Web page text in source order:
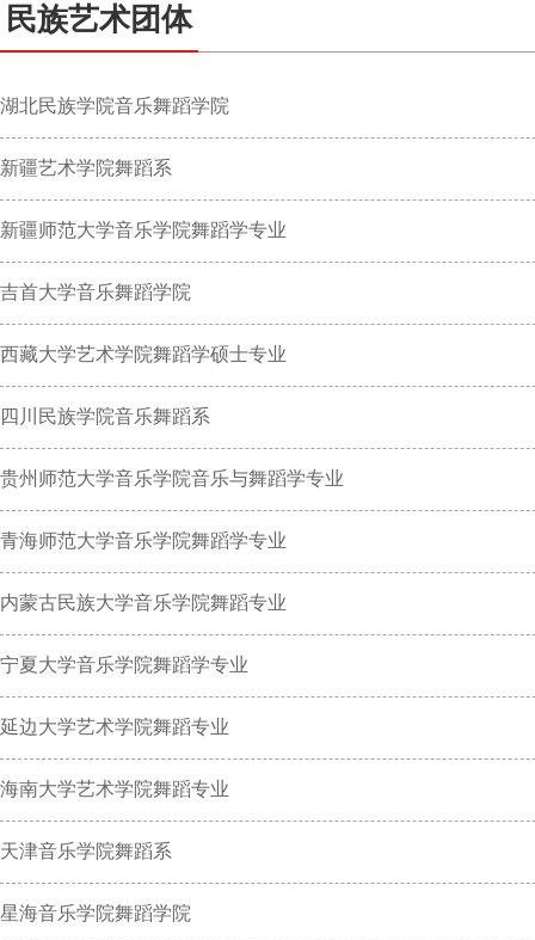
民族艺术团体
湖北民族学院音乐舞蹈学院
新疆艺术学院舞蹈系
新疆师范大学音乐学院舞蹈学专业
吉首大学音乐舞蹈学院
西藏大学艺术学院舞蹈学硕士专业
四川民族学院音乐舞蹈系
贵州师范大学音乐学院音乐与舞蹈学专业
青海师范大学音乐学院舞蹈学专业
内蒙古民族大学音乐学院舞蹈专业
宁夏大学音乐学院舞蹈学专业
延边大学艺术学院舞蹈专业
海南大学艺术学院舞蹈专业
天津音乐学院舞蹈系
星海音乐学院舞蹈学院